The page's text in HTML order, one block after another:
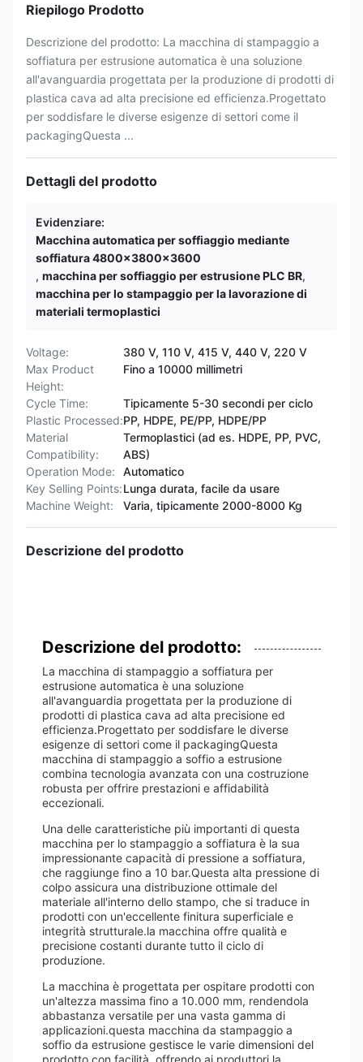
Riepilogo Prodotto
Descrizione del prodotto: La macchina di stampaggio a
soffiatura per estrusione automatica è una soluzione
all'avanguardia progettata per la produzione di prodotti di
plastica cava ad alta precisione ed efficienza.Progettato
per soddisfare le diverse esigenze di settori come il
packagingQuesta ...
Dettagli del prodotto
Evidenziare:
Macchina automatica per soffiaggio mediante
soffiatura 4800x3800x3600
, macchina per soffiaggio per estrusione PLC BR,
macchina per lo stampaggio per la lavorazione di
materiali termoplastici
Voltage:
380 V, 110 V, 415 V, 440 V, 220 V
Max Product
Height:
Fino a 10000 millimetri
Cycle Time:
Tipicamente 5-30 secondi per ciclo
Plastic Processed:PP, HDPE, PE/PP, HDPE/PP
Material
Compatibility:
Termoplastici (ad es. HDPE, PP, PVC,
ABS)
Operation Mode:
Automatico
Key Selling Points:Lunga durata, facile da usare
Machine Weight:
Varia, tipicamente 2000-8000 Kg
Descrizione del prodotto
Descrizione del prodotto:
La macchina di stampaggio a soffiatura per
estrusione automatica è una soluzione
all'avanguardia progettata per la produzione di
prodotti di plastica cava ad alta precisione ed
efficienza.Progettato per soddisfare le diverse
esigenze di settori come il packagingQuesta
macchina di stampaggio a soffio a estrusione
combina tecnologia avanzata con una costruzione
robusta per offrire prestazioni e affidabilità
eccezionali.
Una delle caratteristiche più importanti di questa
macchina per lo stampaggio a soffiatura è la sua
impressionante capacità di pressione a soffiatura,
che raggiunge fino a 10 bar.Questa alta pressione di
colpo assicura una distribuzione ottimale del
materiale all'interno dello stampo, che si traduce in
prodotti con un'eccellente finitura superficiale e
integrità strutturale.la macchina offre qualità e
precisione costanti durante tutto il ciclo di
produzione.
La macchina è progettata per ospitare prodotti con
un'altezza massima fino a 10.000 mm, rendendola
abbastanza versatile per una vasta gamma di
applicazioni.questa macchina da stampaggio a
soffio da estrusione gestisce le varie dimensioni del
prodotto con facilità, offrendo ai produttori la